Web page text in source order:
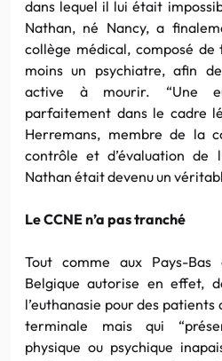
dans lequel il lui était
Nathan, né Nancy, a
collège médical, composé
moins un psychiatre, afin
active à mourir. “Une
parfaitement dans le cadre
Herremans, membre de la
contrôle et d’évaluation de
Nathan était devenu un
Le CCNE n’a pas tranché
Tout comme aux Pays-
Belgique autorise en effet,
l’euthanasie pour des patients
terminale mais qui
physique ou psychique